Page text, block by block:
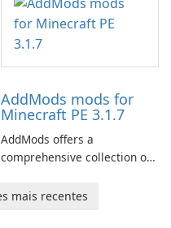
of your brother, Andor,
through a quest-driven
narrative inspired by classic
AddMods mods for
Minecraft PE 3.1.7
AddMods offers a
comprehensive collection of
allowing you to enhance your
mais recentes